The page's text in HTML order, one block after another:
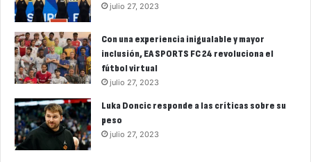
julio 27, 2023
Con una experiencia inigualable y mayor
inclusión, EA SPORTS FC 24 revoluciona el
fútbol virtual
julio 27, 2023
Luka Doncic responde a las críticas sobre su
peso
julio 27, 2023